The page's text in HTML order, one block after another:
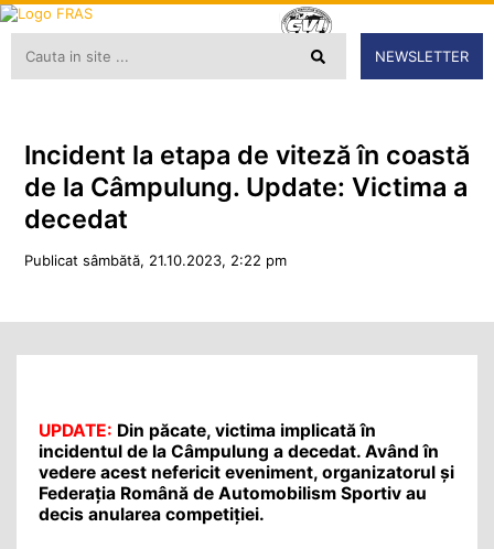
NEWSLETTER
Incident la etapa de viteză în coastă
de la Câmpulung. Update: Victima a
decedat
Publicat sâmbătă, 21.10.2023, 2:22 pm
UPDATE: Din păcate, victima implicată în
incidentul de la Câmpulung a decedat. Având în
vedere acest nefericit eveniment, organizatorul şi
Federația Română de Automobilism Sportiv au
decis anularea competiției.